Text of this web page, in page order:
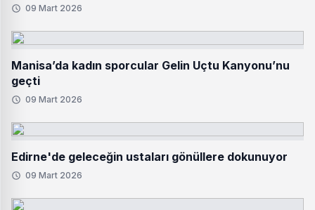
09 Mart 2026
Manisa’da kadın sporcular Gelin Uçtu Kanyonu’nu
geçti
09 Mart 2026
Edirne'de geleceğin ustaları gönüllere dokunuyor
09 Mart 2026